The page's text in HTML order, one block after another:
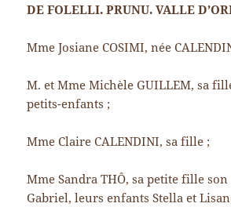
DE FOLELLI. PRUNU. VALLE
Mme Josiane COSIMI, née
M. et Mme Michèle GUILLEM, sa
petits-enfants ;
Mme Claire CALENDINI, sa fille ;
Mme Sandra THÔ, sa petite fille
Gabriel, leurs enfants Stella et